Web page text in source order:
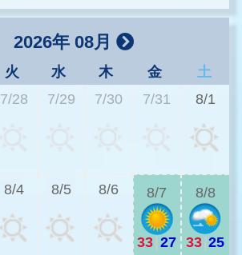
2026年 08月
火 水 木 金
土
7/28 7/29 7/30 7/31 8/1
8/4 8/5 8/6 8/7
33 27
8/8
33 25